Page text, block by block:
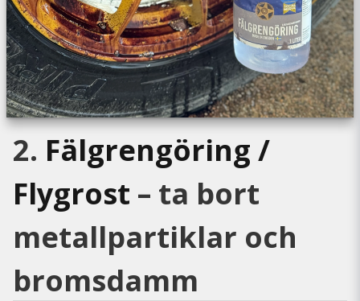
2. Fälgrengöring /
Flygrost – ta bort
metallpartiklar och
bromsdamm